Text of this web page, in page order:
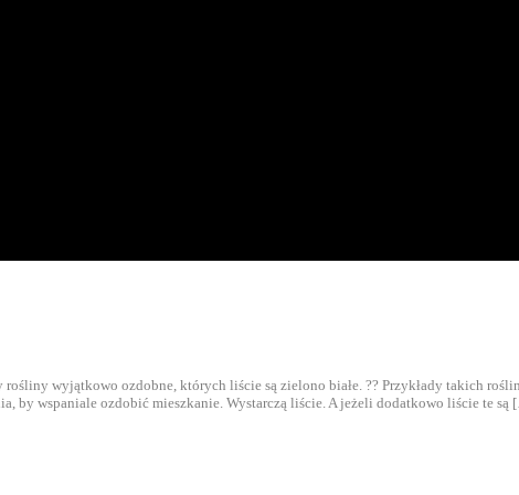
wyjątkowo ozdobne, których liście są zielono białe. ?? Przykłady takich
by wspaniale ozdobić mieszkanie. Wystarczą liście. A jeżeli dodatkowo liście te